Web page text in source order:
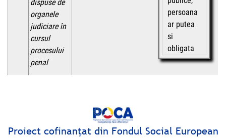
dispuse de
organele
judiciare în
cursul
procesului
penal
persoana
ar putea
si
obligata
la
Poate
Proiect cofinanţat din Fondul Social European